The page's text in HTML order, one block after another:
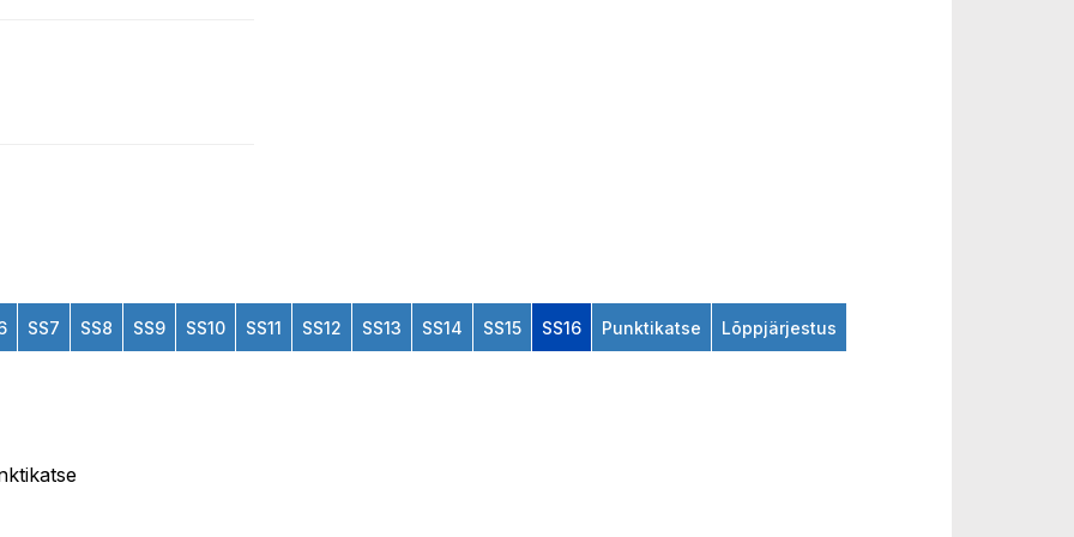
SS7 SS8 SS9 SS10 SS11 SS12 SS13 SS14 SS15 SS16 Punktikatse Lõppjärjestus